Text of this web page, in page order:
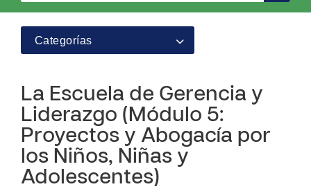
Categorías
La Escuela de Gerencia y
Liderazgo (Módulo 5:
Proyectos y Abogacía por
los Niños, Niñas y
Adolescentes)